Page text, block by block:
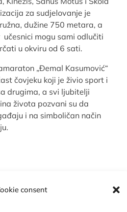
consent
za sudjelovanje je
dužine 750 metara, a
mogu sami odlučiti
u okviru od 6 sati.
„Đemal Kasumović“
čovjeku koji je živio sport i
drugima, a svi ljubitelji
života pozvani su da
i na simboličan način